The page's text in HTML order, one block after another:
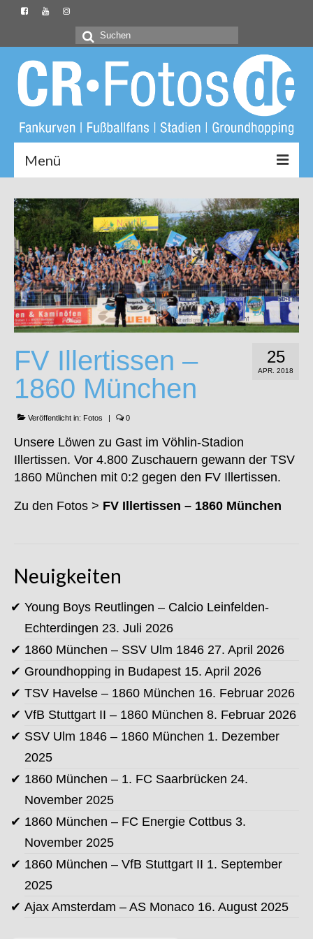
Suchen
Menü
Startseite
CR-Fotos.de
Groundliste
Fotos
Buch: Unter Löwen
25
APR. 2018
FV Illertissen –
1860 München
Veröffentlicht in: Fotos 0
Unsere Löwen zu Gast im Vöhlin-Stadion
Illertissen. Vor 4.800 Zuschauern gewann der TSV
1860 München mit 0:2 gegen den FV Illertissen.
Zu den Fotos > FV Illertissen – 1860 München
Neuigkeiten
Young Boys Reutlingen – Calcio Leinfelden-
Echterdingen 23. Juli 2026
1860 München – SSV Ulm 1846 27. April 2026
Groundhopping in Budapest 15. April 2026
TSV Havelse – 1860 München 16. Februar 2026
VfB Stuttgart II – 1860 München 8. Februar 2026
SSV Ulm 1846 – 1860 München 1. Dezember
2025
1860 München – 1. FC Saarbrücken 24.
November 2025
1860 München – FC Energie Cottbus 3.
November 2025
1860 München – VfB Stuttgart II 1. September
2025
Ajax Amsterdam – AS Monaco 16. August 2025